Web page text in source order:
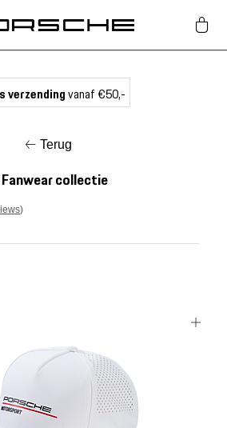
verzendingvanaf €50,-
Terug
collectie
)